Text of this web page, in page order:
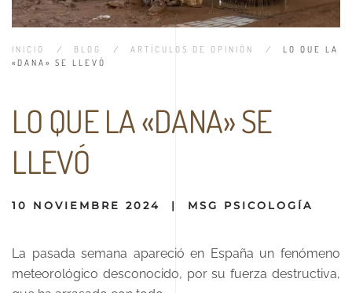
INICIO BLOG ARTÍCULOS DE OPINIÓN
LO QUE LA
«DANA» SE LLEVÓ
LO QUE LA «DANA» SE
LLEVÓ
10 NOVIEMBRE 2024 | MSG PSICOLOGÍA
La pasada semana apareció en España un fenómeno
meteorológico desconocido, por su fuerza destructiva,